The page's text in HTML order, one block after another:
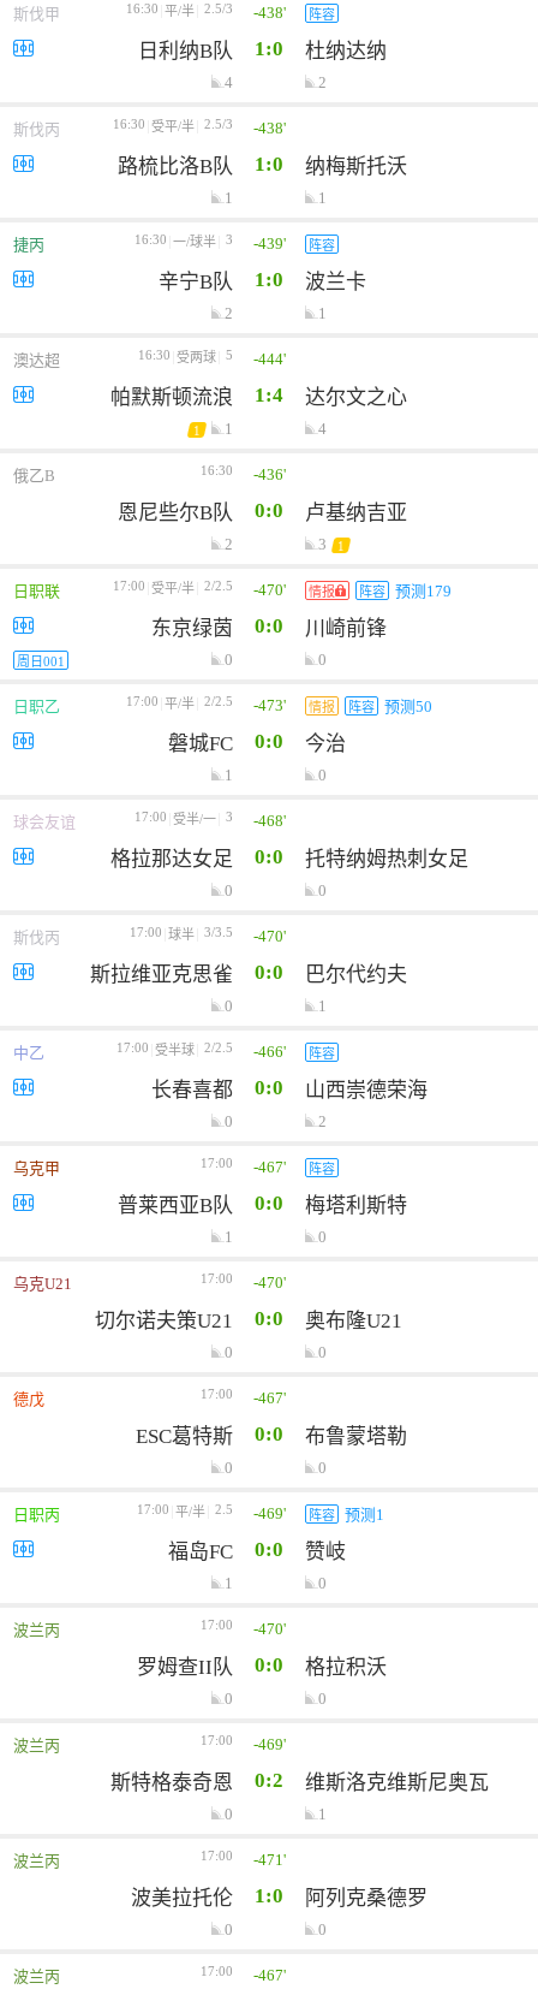
斯伐甲 16:30 平/半 2.5/3 -438' 阵容
日利纳B队 1:0 杜纳达纳
4 2
斯伐丙 16:30 受平/半 2.5/3 -438'
路梳比洛B队 1:0 纳梅斯托沃
1 1
捷丙 16:30 一/球半 3 -439' 阵容
辛宁B队 1:0 波兰卡
2 1
澳达超 16:30 受两球 5 -444'
帕默斯顿流浪 1:4 达尔文之心
1 1 4
俄乙B 16:30 -436'
恩尼些尔B队 0:0 卢基纳吉亚
2 3 1
日职联 17:00 受平/半 2/2.5 -470' 情报 阵容 预测179
东京绿茵 0:0 川崎前锋
周日001 0 0
日职乙 17:00 平/半 2/2.5 -473' 情报 阵容 预测50
磐城FC 0:0 今治
1 0
球会友谊 17:00 受半/一 3 -468'
格拉那达女足 0:0 托特纳姆热刺女足
0 0
斯伐丙 17:00 球半 3/3.5 -470'
斯拉维亚克思雀 0:0 巴尔代约夫
0 1
中乙 17:00 受半球 2/2.5 -466' 阵容
长春喜都 0:0 山西崇德荣海
0 2
乌克甲 17:00 -467' 阵容
普莱西亚B队 0:0 梅塔利斯特
1 0
乌克U21 17:00 -470'
切尔诺夫策U21 0:0 奥布隆U21
0 0
德戊 17:00 -467'
ESC葛特斯 0:0 布鲁蒙塔勒
0 0
日职丙 17:00 平/半 2.5 -469' 阵容 预测1
福岛FC 0:0 赞岐
1 0
波兰丙 17:00 -470'
罗姆查II队 0:0 格拉积沃
0 0
波兰丙 17:00 -469'
斯特格泰奇恩 0:2 维斯洛克维斯尼奥瓦
0 1
波兰丙 17:00 -471'
波美拉托伦 1:0 阿列克桑德罗
0 0
波兰丙 17:00 -467'